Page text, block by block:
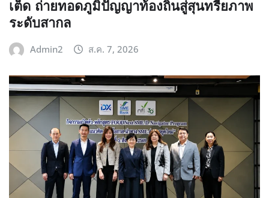
เต็ด ถ่ายทอดภูมิปัญญาท้องถิ่นสู่สุนทรียภาพ
ระดับสากล
Admin2 ส.ค. 7, 2026